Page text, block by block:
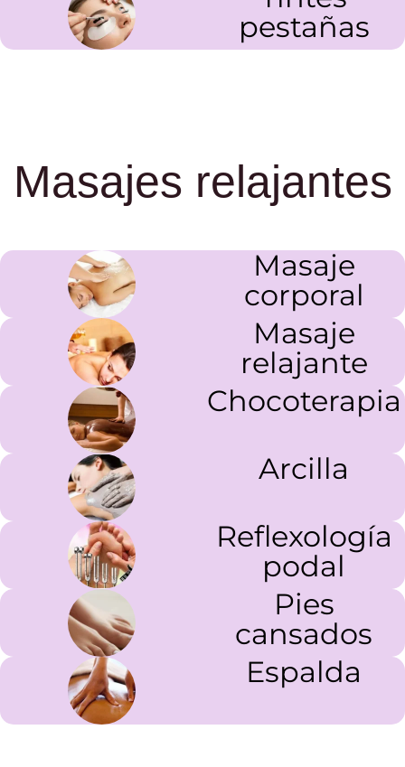
pestañas
Masajes relajantes
Masaje
corporal
Masaje
relajante
Chocoterapia
Arcilla
Reflexología
podal
Pies
cansados
Espalda